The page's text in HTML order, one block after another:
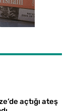
açtığı ateş